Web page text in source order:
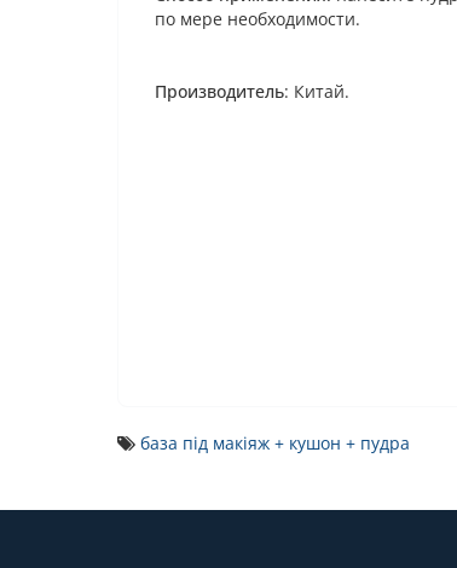
по мере необходимости.
Производитель: Китай.
база під макіяж + кушон + пудра